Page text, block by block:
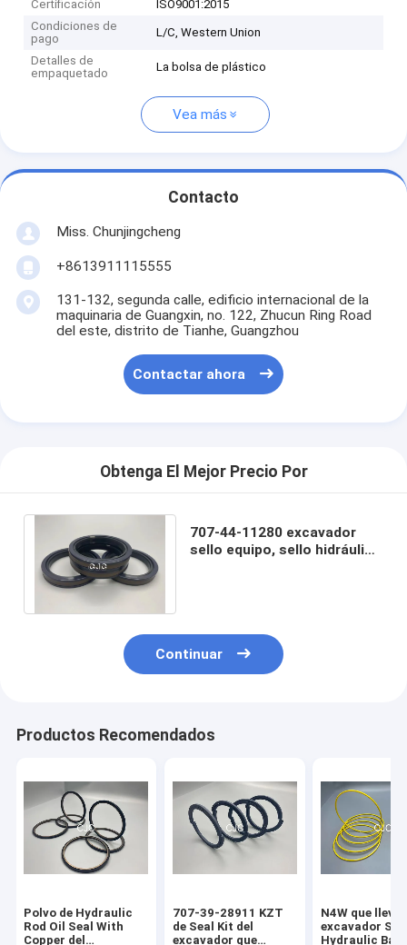
Certificación
ISO9001:2015
Condiciones de
pago
L/C, Western Union
Detalles de
empaquetado
La bolsa de plástico
Vea más
Contacto
Miss. Chunjingcheng
+8613911115555
131-132, segunda calle, edificio internacional de la
maquinaria de Guangxin, no. 122, Zhucun Ring Road
del este, distrito de Tianhe, Guangzhou
Contactar ahora
Obtenga El Mejor Precio Por
707-44-11280 excavador
sello equipo, sello hidráulico
Continuar
Productos Recomendados
Polvo de Hydraulic
Rod Oil Seal With
Copper del
707-39-28911 KZT
de Seal Kit del
excavador que
N4W que lleva
excavador
Hydraulic